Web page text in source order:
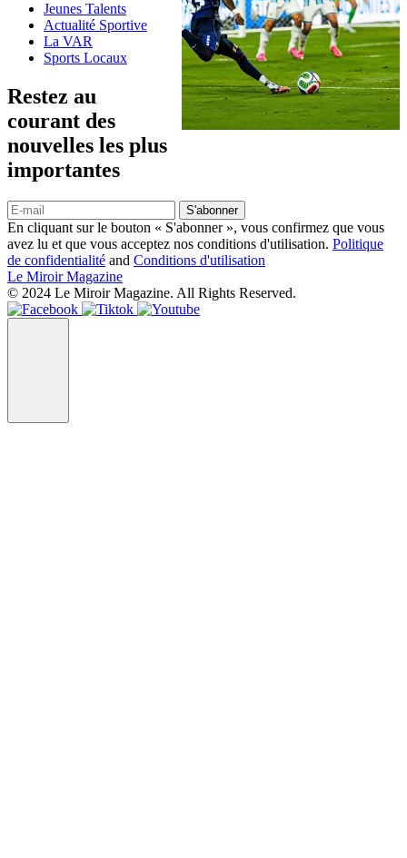
Jeunes Talents
Actualité Sportive
La VAR
Sports Locaux
Restez au
courant des
nouvelles les plus
importantes
S'abonner
En cliquant sur le bouton « S'abonner », vous confirmez que vous
avez lu et que vous acceptez nos conditions d'utilisation. Politique
de confidentialité and Conditions d'utilisation
Le Miroir Magazine
© 2024 Le Miroir Magazine. All Rights Reserved.